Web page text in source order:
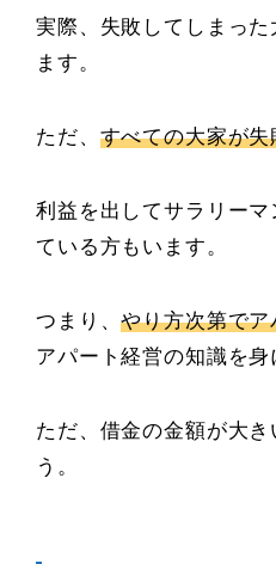
実際、失敗してしまっ
ます。
ただ、 すべての大家が
利益を出してサラリー
ている方もいます。
つまり、やり方次第で
アパート経営の知識を
ただ、借金の金額が大
う。